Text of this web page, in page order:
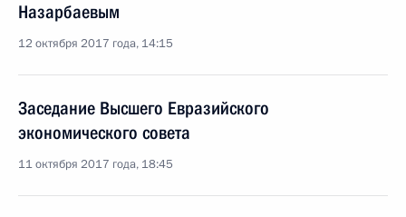
Назарбаевым
12 октября 2017 года, 14:15
Заседание Высшего Евразийского
экономического совета
11 октября 2017 года, 18:45